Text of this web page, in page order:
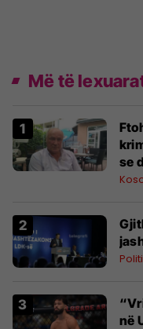
Më të
se
në